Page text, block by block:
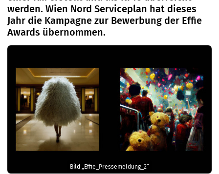
Bild „Effie_Pressemeldung_2“
werden. Wien Nord Serviceplan hat dieses
Jahr die Kampagne zur Bewerbung der Effie
Awards übernommen.